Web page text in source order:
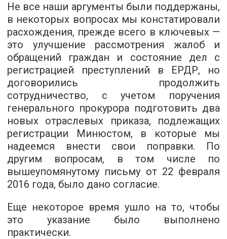
Не все наши аргументы были поддержаны,
в некоторых вопросах мы констатировали
расхождения, прежде всего в ключевых —
это улучшение рассмотрения жалоб и
обращений граждан и состояние дел с
регистрацией преступлений в ЕРДР, но
договорились продолжить
сотрудничество, с учетом поручения
генерального прокурора подготовить два
новых отраслевых приказа, подлежащих
регистрации Минюстом, в которые мы
надеемся внести свои поправки. По
другим вопросам, в том числе по
вышеупомянутому письму от 22 февраля
2016 года, было дано согласие.
Еще некоторое время ушло на то, чтобы
это указание было выполнено
практически.